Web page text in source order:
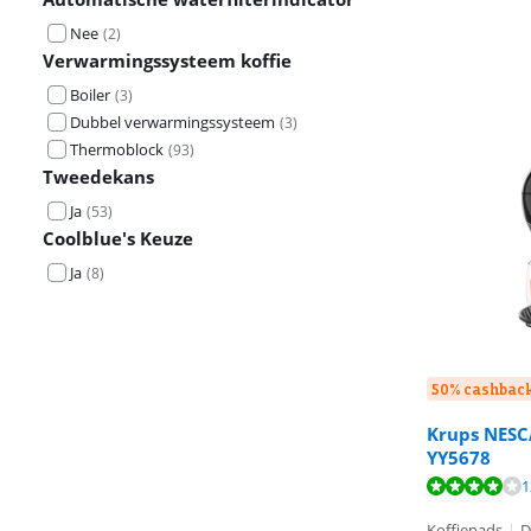
Nee (2)
Verwarmingssysteem koffie
Boiler (3)
Dubbel verwarmingssysteem (3)
Thermoblock (93)
Tweedekans
Ja (53)
Coolblue's Keuze
Ja (8)
50%
Krups
YY5678
Beoordeling is
Beoordeling is
Beoordeling is